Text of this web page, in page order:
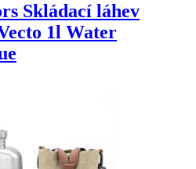
Skládací láhev
1l Water